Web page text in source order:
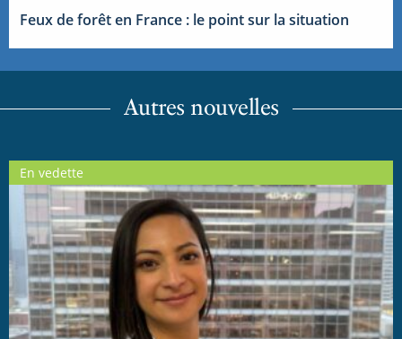
Feux de forêt en France : le point sur la situation
Autres nouvelles
En vedette